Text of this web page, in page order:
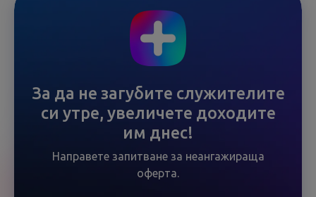
За да не загубите служителите
си утре, увеличете доходите
им днес!
Направете запитване за неангажираща
оферта.